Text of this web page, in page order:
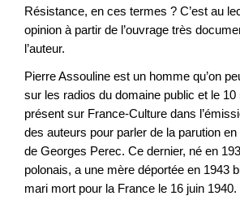
Résistance, en ces termes ? C’est au
opinion à partir de l’ouvrage très
l’auteur.
Pierre Assouline est un homme qu’on
sur les radios du domaine public et le 10
présent sur France-Culture dans
des auteurs pour parler de la parution
de Georges Perec. Ce dernier, né en
polonais, a une mère déportée en 1943
mari mort pour la France le 16 juin 1940.